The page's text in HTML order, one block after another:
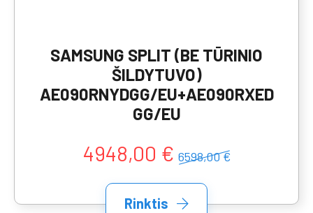
SAMSUNG SPLIT (BE TŪRINIO
ŠILDYTUVO)
AE090RNYDGG/EU+AE090RXED
GG/EU
4948,00 € 6598,00 €
Rinktis